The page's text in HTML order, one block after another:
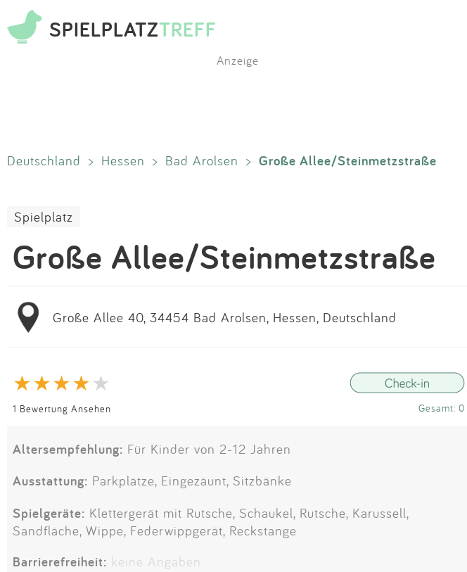
SPIELPLATZTREFF
Anzeige
Deutschland > Hessen > Bad Arolsen > Große Allee/Steinmetzstraße
Spielplatz
Große Allee/Steinmetzstraße
Große Allee 40, 34454 Bad Arolsen, Hessen, Deutschland
1 Bewertung Ansehen Gesamt: 0
Altersempfehlung: Für Kinder von 2-12 Jahren
Ausstattung: Parkplätze, Eingezäunt, Sitzbänke
Spielgeräte: Klettergerät mit Rutsche, Schaukel, Rutsche, Karussell,
Sandfläche, Wippe, Federwippgerät, Reckstange
Barrierefreiheit: keine Angaben